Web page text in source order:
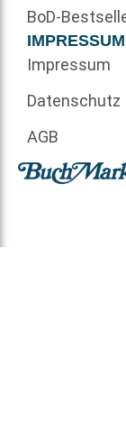
BoD-
IMPRESSUM
Impressum
Datenschutz
AGB